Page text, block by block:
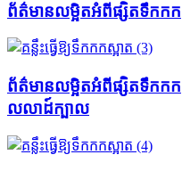
ព័ត៌មានលម្អិតអំពីផ្សិតទឹកកក
ព័ត៌មានលម្អិតអំពីផ្សិតទឹកកក
លលាដ៍ក្បាល